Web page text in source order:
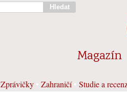
Hledat
Magazín
Zprávičky Zahraničí• Studie a